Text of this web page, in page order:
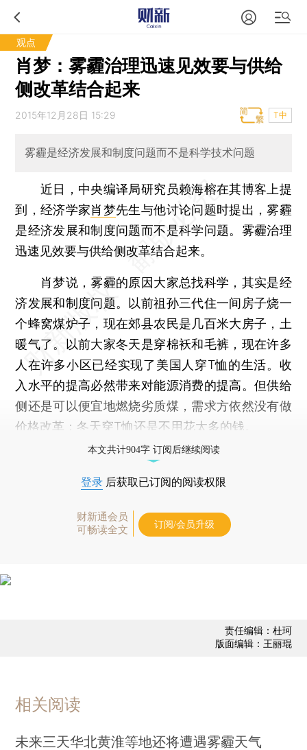
观点
肖梦：雾霾治理迅速见效要与供给
侧改革结合起来
2015年12月28日 15:29 T中
雾霾是经济发展和制度问题而不是科学技术问题
近日，中央编译局研究员赖海榕在其博客上提
到，经济学家肖梦先生与他讨论问题时提出，雾霾
是经济发展和制度问题而不是科学问题。雾霾治理
迅速见效要与供给侧改革结合起来。
肖梦说，雾霾的原因大家总找科学，其实是经
济发展和制度问题。以前祖孙三代住一间房子烧一
个蜂窝煤炉子，现在郊县农民是几百米大房子，土
暖气了。以前大家冬天是穿棉袄和毛裤，现在许多
人在许多小区已经实现了美国人穿T恤的生活。收
入水平的提高必然带来对能源消费的提高。但供给
侧还是可以便宜地燃烧劣质煤，需求方依然没有做
价格改革：冬天穿T恤还是不用花太多的钱。
本文共计904字 订阅后继续阅读
登录 后获取已订阅的阅读权限
财新通会员
可畅读全文
订阅/会员升级
责任编辑：杜珂
版面编辑：王丽琨
相关阅读
未来三天华北黄淮等地还将遭遇雾霾天气